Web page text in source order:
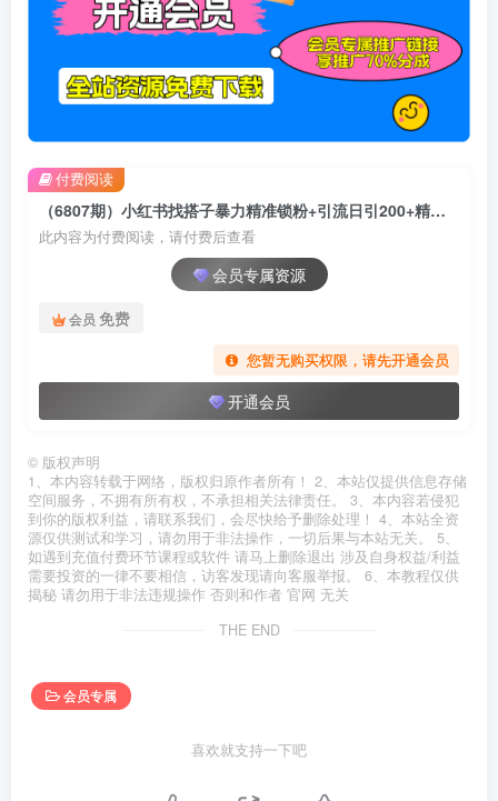
（6807期）小红书找搭子暴力精准锁粉+引流日引200+精准粉
此内容为付费阅读，请付费后查看
会员专属资源
会员 免费
您暂无购买权限，请先开通会员
开通会员
付费阅读
© 版权声明
1、本内容转载于网络，版权归原作者所有！ 2、本站仅提供信息存储
空间服务，不拥有所有权，不承担相关法律责任。 3、本内容若侵犯
到你的版权利益，请联系我们，会尽快给予删除处理！ 4、本站全资
源仅供测试和学习，请勿用于非法操作，一切后果与本站无关。 5、
如遇到充值付费环节课程或软件 请马上删除退出 涉及自身权益/利益
需要投资的一律不要相信，访客发现请向客服举报。 6、本教程仅供
揭秘 请勿用于非法违规操作 否则和作者 官网 无关
THE END
会员专属
喜欢就支持一下吧